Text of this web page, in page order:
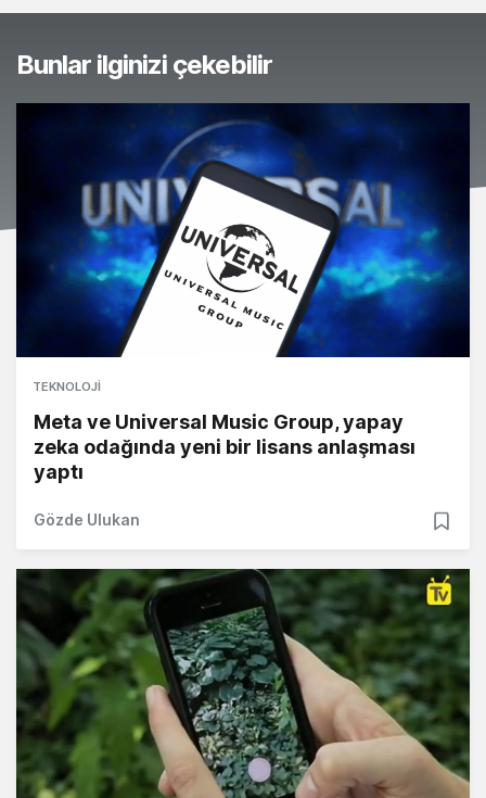
Bunlar ilginizi çekebilir
TEKNOLOJI
Meta ve Universal Music Group, yapay
zeka odağında yeni bir lisans anlaşması
yaptı
Gözde Ulukan